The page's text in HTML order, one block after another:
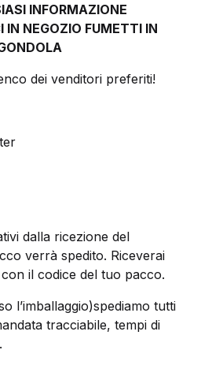
INFORMAZIONE
NEGOZIO FUMETTI IN
dei venditori preferiti!
dalla ricezione del
verrà spedito. Riceverai
il codice del tuo pacco.
l’imballaggio)spediamo tutti
tracciabile, tempi di